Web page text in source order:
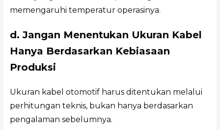
memengaruhi temperatur operasinya.
d. Jangan Menentukan Ukuran Kabel
Hanya Berdasarkan Kebiasaan
Produksi
Ukuran kabel otomotif harus ditentukan melalui
perhitungan teknis, bukan hanya berdasarkan
pengalaman sebelumnya.